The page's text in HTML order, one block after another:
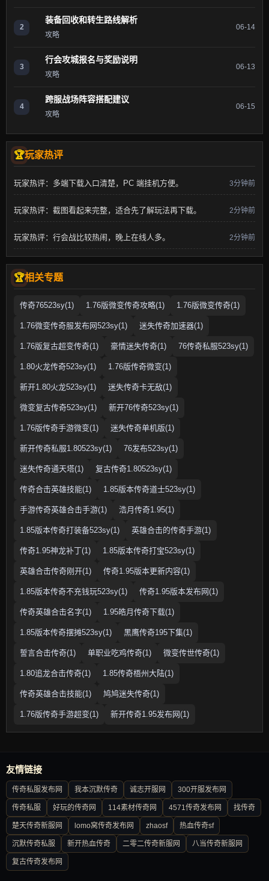
2
装备回收和转生路线解析
攻略
06-14
3
行会攻城报名与奖励说明
攻略
06-13
4
跨服战场阵容搭配建议
攻略
06-15
玩家热评
玩家热评：多端下载入口清楚，PC 端挂机方便。 3分钟前
玩家热评：截图看起来完整，适合先了解玩法再下载。 2分钟前
玩家热评：行会战比较热闹，晚上在线人多。 2分钟前
相关专题
传奇76523sy(1) 1.76版微变传奇攻略(1) 1.76版微变传奇(1)
1.76微变传奇服发布网523sy(1) 迷失传奇加速器(1)
1.76版复古超变传奇(1) 豪情迷失传奇(1) 76传奇私服523sy(1)
1.80火龙传奇523sy(1) 1.76版传奇微变(1)
新开1.80火龙523sy(1) 迷失传奇卡无敌(1)
微变复古传奇523sy(1) 新开76传奇523sy(1)
1.76版传奇手游微变(1) 迷失传奇单机版(1)
新开传奇私服1.80523sy(1) 76发布523sy(1)
迷失传奇通天塔(1) 复古传奇1.80523sy(1)
传奇合击英雄技能(1) 1.85版本传奇道士523sy(1)
手游传奇英雄合击手游(1) 浩月传奇1.95(1)
1.85版本传奇打装备523sy(1) 英雄合击的传奇手游(1)
传奇1.95神龙补丁(1) 1.85版本传奇打宝523sy(1)
英雄合击传奇刚开(1) 传奇1.95版本更新内容(1)
1.85版本传奇不充钱玩523sy(1) 传奇1.95版本发布网(1)
传奇英雄合击名字(1) 1.95皓月传奇下载(1)
1.85版本传奇摆摊523sy(1) 黑鹰传奇195下集(1)
誓言合击传奇(1) 单职业吃鸡传奇(1) 微变传世传奇(1)
1.80追龙合击传奇(1) 1.85传奇梧州大陆(1)
传奇英雄合击技能(1) 鸠鸠迷失传奇(1)
1.76版传奇手游超变(1) 新开传奇1.95发布网(1)
友情链接
传奇私服发布网 我本沉默传奇 诚志开服网 300开服发布网
传奇私服 好玩的传奇网 114素材传奇网 4571传奇发布网 找传奇
楚天传奇新服网 lomo窝传奇发布网 zhaosf 热血传奇sf
沉默传奇私服 新开热血传奇 二零二传奇新服网 八当传奇新服网
复古传奇发布网